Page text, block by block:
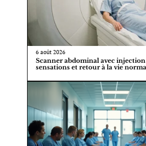
6 août 2026
Scanner abdominal avec injection
sensations et retour à la vie